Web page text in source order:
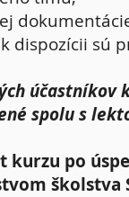
dispozícii sú
účastníkov
spolu s
kurzu po
školstva